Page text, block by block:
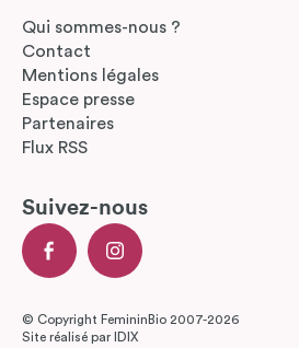
Qui sommes-nous ?
Contact
Mentions légales
Espace presse
Partenaires
Flux RSS
Suivez-nous
© Copyright FemininBio 2007-2026
Site réalisé par
IDIX